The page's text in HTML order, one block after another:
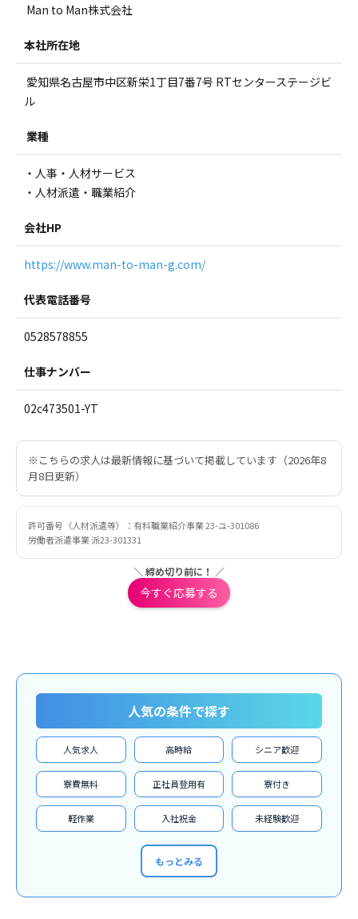
Man to Man株式会社
本社所在地
愛知県名古屋市中区新栄1丁目7番7号 RTセンターステージビ
ル
業種
・人事・人材サービス
・人材派遣・職業紹介
会社HP
https://www.man-to-man-g.com/
代表電話番号
0528578855
仕事ナンバー
02c473501-YT
※こちらの求人は最新情報に基づいて掲載しています（2026年8
月8日更新）
許可番号（人材派遣等）：有料職業紹介事業 23-ユ-301086
労働者派遣事業 派23-301331
＼ 締め切り前に！ ／
今すぐ応募する
人気の条件で探す
人気求人 高時給 シニア歓迎
寮費無料 正社員登用有 寮付き
軽作業 入社祝金 未経験歓迎
もっとみる